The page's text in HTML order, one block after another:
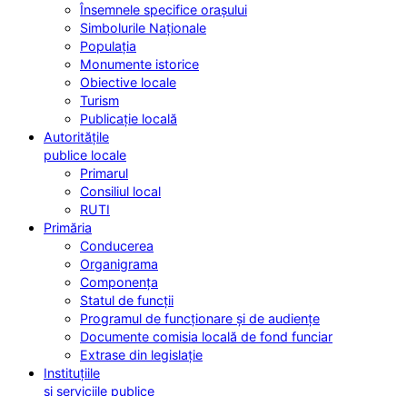
Însemnele specifice orașului
Simbolurile Naționale
Populația
Monumente istorice
Obiective locale
Turism
Publicație locală
Autoritățile
publice locale
Primarul
Consiliul local
RUTI
Primăria
Conducerea
Organigrama
Componența
Statul de funcții
Programul de funcționare și de audiențe
Documente comisia locală de fond funciar
Extrase din legislație
Instituțiile
și serviciile publice